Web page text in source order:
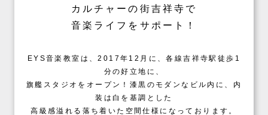
カルチャーの街吉祥寺で
音楽ライフをサポート！
EYS音楽教室は、2017年12月に、各線吉祥寺駅徒歩1
分の好立地に、
旗艦スタジオをオープン！漆黒のモダンなビル内に、内
装は白を基調とした
高級感溢れる落ち着いた空間仕様になっております。